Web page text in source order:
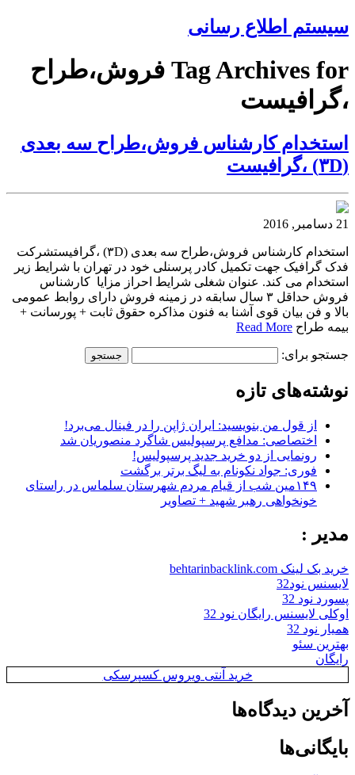
سیستم اطلاع رسانی
Tag Archives for فروش،طراح
،گرافیست
استخدام کارشناس فروش،طراح سه بعدی
(۳D) ،گرافیست
21 دسامبر, 2016
استخدام کارشناس فروش،طراح سه بعدی (۳D) ،گرافیستشرکت
فدک گرافیک جهت تکمیل کادر پرسنلی خود در تهران با شرایط زیر
استخدام می کند. عنوان شغلی شرایط احراز مزایا کارشناس
فروش حداقل ۳ سال سابقه در زمینه فروش دارای روابط عمومی
بالا و فن بیان قوی آشنا به فنون مذاکره حقوق ثابت + پورسانت +
بیمه طراح Read More
جستجو برای:
نوشته‌های تازه
از قول من بنویسید: ایران ژاپن را در فینال می‌برد!
اختصاصی: مدافع پرسپولیس شاگرد منصوریان شد
رونمایی از دو خرید جدید پرسپولیس!
فوری: جواد نکونام به لیگ برتر برگشت
۱۴۹مین شب از قیام مردم شهرستان سلماس در راستای
خونخواهی رهبر شهید + تصاویر
مدیر :
خرید بک لینک behtarinbacklink.com
لایسنس نود32
پسورد نود 32
اوکلی لایسنس رایگان نود 32
همیار نود 32
بهترین سئو
رایگان
خرید آنتی ویروس کسپرسکی
آخرین دیدگاه‌ها
بایگانی‌ها